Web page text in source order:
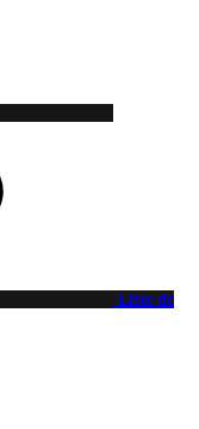
Liste de